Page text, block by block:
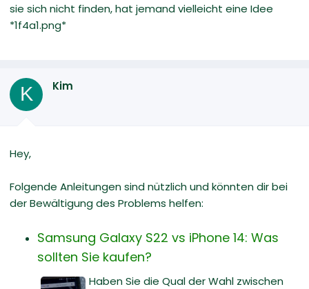
sie sich nicht finden, hat jemand vielleicht eine Idee
*1f4a1.png*
K Kim
Hey,
Folgende Anleitungen sind nützlich und könnten dir bei
der Bewältigung des Problems helfen:
Samsung Galaxy S22 vs iPhone 14: Was
sollten Sie kaufen?
Haben Sie die Qual der Wahl zwischen